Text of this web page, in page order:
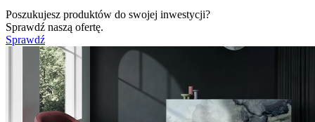
Poszukujesz produktów do swojej inwestycji?
Sprawdź naszą ofertę.
Sprawdź